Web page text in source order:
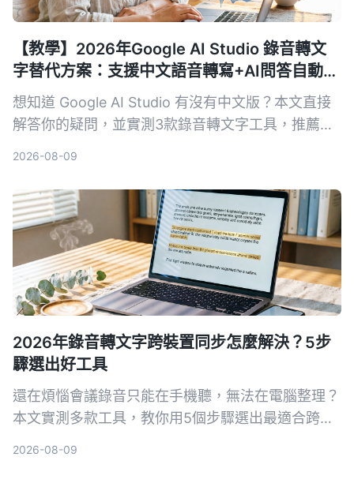
【教學】2026年Google AI Studio 錄音轉文
字替代方案：支援中文語音轉寫+AI問答自動摘
要
想知道 Google AI Studio 有沒有中文版？本文直接
解答你的疑問，並實測3款錄音轉文字工具，推薦
2026-08-09
2026年錄音轉文字跨裝置同步怎麼解決？5步
驟選出好工具
還在煩惱會議錄音只能在手機聽，無法在電腦整理？
本文實測多款工具，教你用5個步驟選出最適合跨裝
2026-08-09